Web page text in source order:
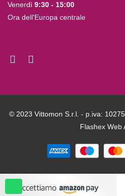
Venerdì 9:30 - 15:00
Ora dell'Europa centrale
© 2023 Vittomon S.r.l. - p.iva:
Flashex Web